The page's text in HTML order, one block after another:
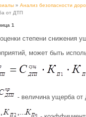
» Анализ безопасности
от ДТП
1
степени снижения
может быть
- величина ущерба от